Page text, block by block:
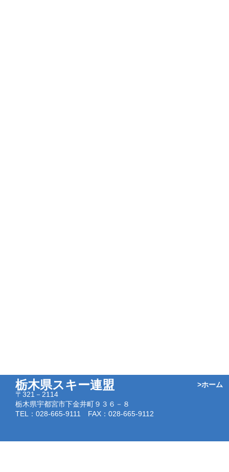
栃木県スキー連盟
〒321－2114
栃木県宇都宮市下金井町９３６－８
TEL：028-665-9111 FAX：028-665-9112
>ホーム